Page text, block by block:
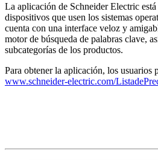
La aplicación de Schneider Electric
dispositivos que usen los sistemas
cuenta con una interface veloz y
motor de búsqueda de palabras clave,
subcategorías de los productos.
Para obtener la aplicación, los usuarios
www.schneider-electric.com/